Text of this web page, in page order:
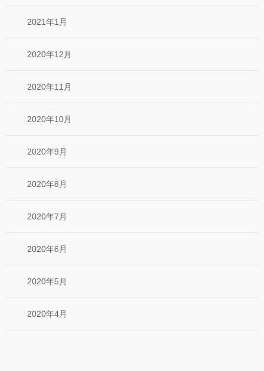
2021年1月
2020年12月
2020年11月
2020年10月
2020年9月
2020年8月
2020年7月
2020年6月
2020年5月
2020年4月